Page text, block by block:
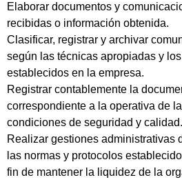
Elaborar documentos y
recibidas o información obtenida.
Clasificar, registrar y archivar
según las técnicas apropiadas y
establecidos en la empresa.
Registrar contablemente la
correspondiente a la operativa de
condiciones de seguridad y calidad.
Realizar gestiones administrativas
las normas y protocolos
fin de mantener la liquidez de la